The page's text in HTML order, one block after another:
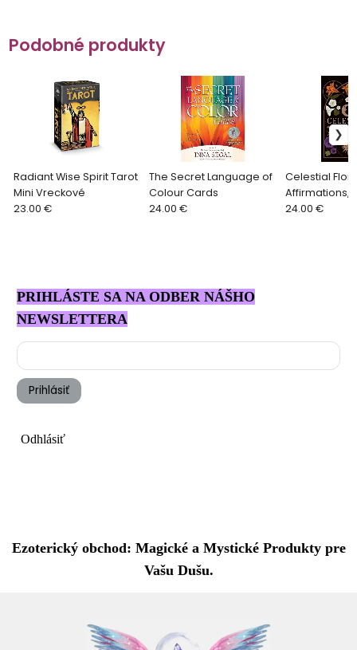
Podobné produkty
Radiant Wise Spirit Tarot
Mini Vreckové
23.00 €
The Secret Language of
Colour Cards
24.00 €
Celestial
Affirmations,
24.00 €
PRIHLÁSTE SA NA ODBER NÁŠHO
NEWSLETTERA
Prihlásiť
Odhlásiť
Ezoterický obchod: Magické a Mystické Produkty pre
Vašu Dušu.